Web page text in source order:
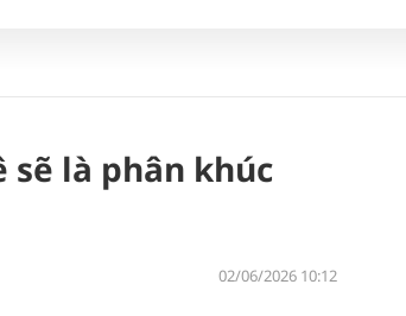
là phân khúc
02/06/2026 10:12